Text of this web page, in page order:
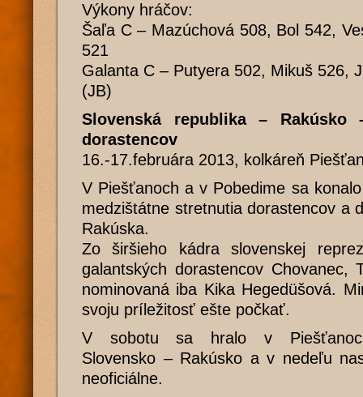
Výkony hráčov:
Šaľa C – Mazúchová 508, Bol 542,
521
Galanta C – Putyera 502, Mikuš 526,
(JB)
Slovenská republika – Rakúsko
dorastencov
16.-17.februára 2013, kolkáreň
V Piešťanoch a v Pobedime sa
medzištátne stretnutia dorastencov a
Rakúska.
Zo širšieho kádra slovenskej
galantských dorastencov Chovanec,
nominovaná iba Kika Hegedüšová.
svoju príležitosť ešte počkať.
V sobotu sa hralo v
Slovensko – Rakúsko a v nedeľu
neoficiálne.